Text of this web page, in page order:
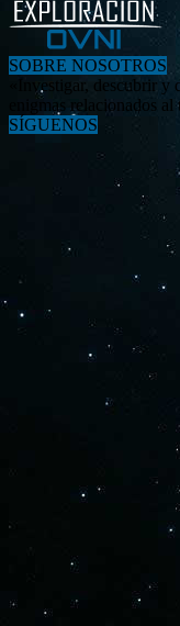
SOBRE NOSOTROS
«Investigar, descubrir
enigmas relacionados
SÍGUENOS